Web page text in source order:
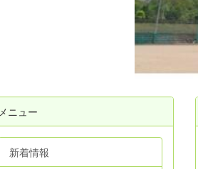
メニュー
新着情報